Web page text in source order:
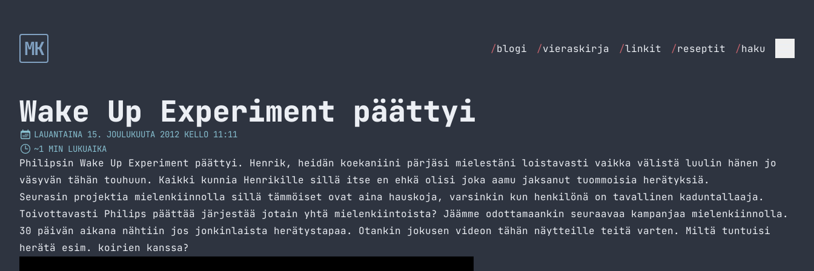
MK /blogi /vieraskirja /linkit /reseptit /haku
Wake Up Experiment päättyi
LAUANTAINA 15. JOULUKUUTA 2012 KELLO 11:11
~1 MIN LUKUAIKA
Philipsin Wake Up Experiment päättyi. Henrik, heidän koekaniini pärjäsi mielestäni loistavasti vaikka välistä luulin hänen jo
väsyvän tähän touhuun. Kaikki kunnia Henrikille sillä itse en ehkä olisi joka aamu jaksanut tuommoisia herätyksiä.
Seurasin projektia mielenkiinnolla sillä tämmöiset ovat aina hauskoja, varsinkin kun henkilönä on tavallinen kaduntallaaja.
Toivottavasti Philips päättää järjestää jotain yhtä mielenkiintoista? Jäämme odottamaankin seuraavaa kampanjaa mielenkiinnolla.
30 päivän aikana nähtiin jos jonkinlaista herätystapaa. Otankin jokusen videon tähän näytteille teitä varten. Miltä tuntuisi
herätä esim. koirien kanssa?